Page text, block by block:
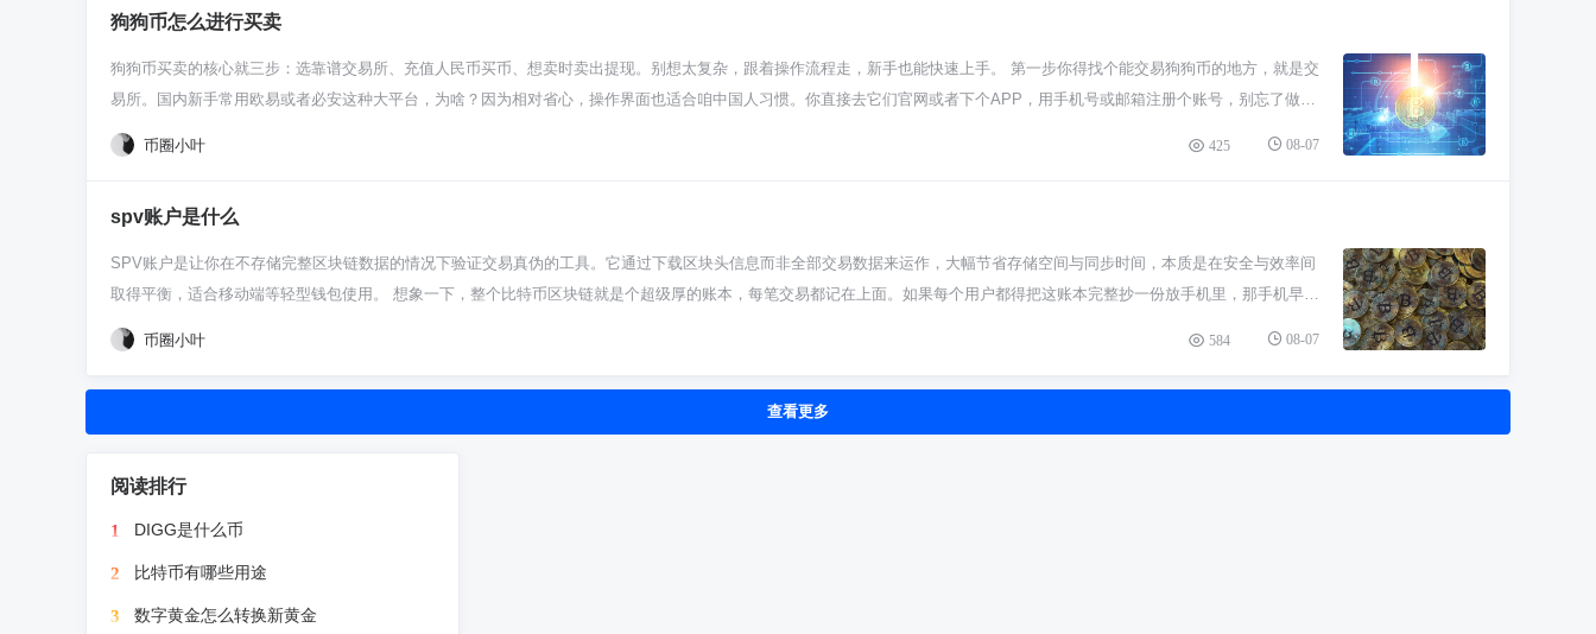
觉”和“希望”替你操盘，那铁定完蛋。 很多新手根本不懂合约的机制，比如资金费率、标记价格、强平价格，稀里糊涂就进场了。这不叫投资，叫送钱。玩之前，起码得搞懂游戏规
则吧？知道永续合约怎么算费，知道自己的仓位在什么价位会被平掉。连规则都不懂就下场，就像蒙着眼睛过马路，不被撞才怪。花点时间学习基础，比你盲目交易重要一百倍。
别把所有的钱都扔进合约。你得有个总体的资金规划，比如只用10%的闲钱来玩合约，其他的老老实实买现货。这样就算合约亏光了，也不伤筋动骨，心态才能稳。千万别有“一把
狗狗币怎么进行买卖
狗狗币买卖的核心就三步：选靠谱交易所、充值人民币买币、想卖时卖出提现。别想太复杂，跟着操作流程走，新手也能快速上手。 第一步你得找个能交易狗狗币的地方，就是交
易所。国内新手常用欧易或者必安这种大平台，为啥？因为相对省心，操作界面也适合咱中国人习惯。你直接去它们官网或者下个APP，用手机号或邮箱注册个账号，别忘了做完
实名认证，不然没法用人民币买卖。这步就跟注册个网购账号差不多，按提示填资料就行。 搞定了账号，接着就是充钱。在交易所里找到“买币”或“一键买币”这种入口，通常能用
微信、支付宝或者银行卡付款。你设定好想用多少人民币买狗狗币，系统会按实时价格算出你能拿到多少币。付完款，狗狗币就直接存到你交易所的钱包里了，整个过程跟玩手游
币，然后再把稳定币换成人民币提现到你的银行卡。记住，买卖价格是市场实时波动的，别光盯着操作，大概看看行情再下手会稳当点。 玩这个一定要注意保管好账号和资金密
码，别告诉任何人。交易所的币严格来说不算完全在你手里，要是量大了可以考虑提到自己掌握私钥的钱包。市场波动大，别把所有家当都投进去，拿点闲钱体验下流程感受感受
气氛就行。买卖操作本身没难度，难点在于你能不能管住自己的手和心态。
币圈小叶 425 08-07
spv账户是什么
SPV账户是让你在不存储完整区块链数据的情况下验证交易真伪的工具。它通过下载区块头信息而非全部交易数据来运作，大幅节省存储空间与同步时间，本质是在安全与效率间
取得平衡，适合移动端等轻型钱包使用。 想象一下，整个比特币区块链就是个超级厚的账本，每笔交易都记在上面。如果每个用户都得把这账本完整抄一份放手机里，那手机早就
爆了，同步一次数据可能得几天。SPV账户就是来解决这个傻问题的。它不抄完整账本，只抄每页账本的“摘要”，也就是区块头。这摘要里包含了关键信息，比如这一页的哈希
值，还有前一页的链接。靠着这些信息，你的钱包就能向网络里的全节点问：“帮我查查某某给我的转账，记没记在账本里？” 得到确认回复，你就知道这笔钱是真的到账了，不用
自己抱着整个大账本翻。 这么做的好处巨明显。你的手机钱包体积小得可怜，同步速度快如闪电，基本连上网络就能用。它验证交易的方式，依赖于整个比特币网络的算力安全。
虽然你没存全部数据，但想骗过你得同时控制住网络上大量诚实节点，这几乎不可能。所以，SPV是一种信任他人的验证方式，但信任的是整个去中心化网络的力量，而不是某个
查询你自己干不了。比如你想查历史上所有跟某个地址相关的交易，或者验证一条没跟你直接相关的交易，SPV钱包就抓瞎了，它得去问全节点。安全上，虽然篡改交易极难，但
SPV钱包，轻便快捷够安全，日常收发币完全没问题，先把这当成你接触区块链的默认选择准没错。
币圈小叶 584 08-07
查看更多
阅读排行
1 DIGG是什么币
2 比特币有哪些用途
3 数字黄金怎么转换新黄金